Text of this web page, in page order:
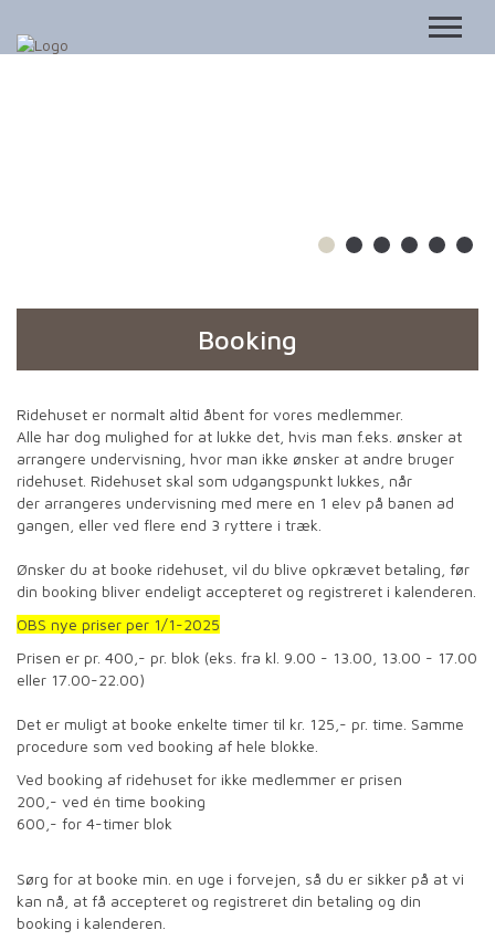
Booking
Ridehuset er normalt altid åbent for vores medlemmer.
Alle har dog mulighed for at lukke det, hvis man f.eks. ønsker at
arrangere undervisning, hvor man ikke ønsker at andre bruger
ridehuset. Ridehuset skal som udgangspunkt lukkes, når
der arrangeres undervisning med mere en 1 elev på banen ad
gangen, eller ved flere end 3 ryttere i træk.
Ønsker du at booke ridehuset, vil du blive opkrævet betaling, før
din booking bliver endeligt accepteret og registreret i kalenderen.
OBS nye priser per 1/1-2025
Prisen er pr. 400,- pr. blok (eks. fra kl. 9.00 - 13.00, 13.00 - 17.00
eller 17.00-22.00)
Det er muligt at booke enkelte timer til kr. 125,- pr. time. Samme
procedure som ved booking af hele blokke.
Ved booking af ridehuset for ikke medlemmer er prisen
200,- ved én time booking
600,- for 4-timer blok
Sørg for at booke min. en uge i forvejen, så du er sikker på at vi
kan nå, at få accepteret og registreret din betaling og din
booking i kalenderen.